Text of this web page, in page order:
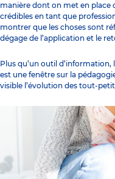
manière dont on met en place
crédibles en tant que
montrer que les choses sont
dégage de l’application et le
Plus qu’un outil
est une fenêtre sur la
visible l’évolution des tout-